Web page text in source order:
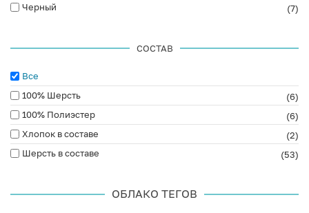
Черный
(7)
СОСТАВ
Все
100% Шерсть
(6)
100% Полиэстер
(6)
Хлопок в составе
(2)
Шерсть в составе
(53)
ОБЛАКО ТЕГОВ